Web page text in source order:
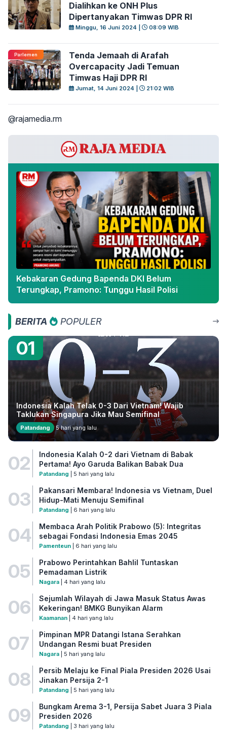
Dialihkan ke ONH Plus
Dipertanyakan Timwas DPR RI
Minggu, 16 Juni 2024 | 08:09 WIB
Parlemen
Tenda Jemaah di Arafah
Overcapacity Jadi Temuan
Timwas Haji DPR RI
Jumat, 14 Juni 2024 | 21:02 WIB
@rajamedia.rm
Kebakaran Gedung Bapenda DKI Belum
Terungkap, Pramono: Tunggu Hasil Polisi
BERITA POPULER
01
Indonesia Kalah Telak 0-3 Dari Vietnam! Wajib
Taklukan Singapura Jika Mau Semifinal
Patandang 5 hari yang lalu
02
Indonesia Kalah 0-2 dari Vietnam di Babak
Pertama! Ayo Garuda Balikan Babak Dua
Patandang | 5 hari yang lalu
03
Pakansari Membara! Indonesia vs Vietnam, Duel
Hidup-Mati Menuju Semifinal
Patandang | 6 hari yang lalu
04
Membaca Arah Politik Prabowo (5): Integritas
sebagai Fondasi Indonesia Emas 2045
Pamenteun| 6 hari yang lalu
05
Prabowo Perintahkan Bahlil Tuntaskan
Pemadaman Listrik
Nagara| 4 hari yang lalu
06
Sejumlah Wilayah di Jawa Masuk Status Awas
Kekeringan! BMKG Bunyikan Alarm
Kaamanan| 4 hari yang lalu
07
Pimpinan MPR Datangi Istana Serahkan
Undangan Resmi buat Presiden
Nagara| 5 hari yang lalu
08
Persib Melaju ke Final Piala Presiden 2026 Usai
Jinakan Persija 2-1
Patandang | 5 hari yang lalu
09
Bungkam Arema 3-1, Persija Sabet Juara 3 Piala
Presiden 2026
Patandang | 3 hari yang lalu